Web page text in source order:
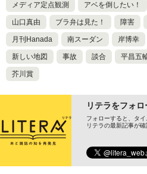
メディア定点観測 アベを倒したい！
山口真由 ブラ弁は見た！ 障害
月刊Hanada 南スーダン 岸博幸
新しい地図 事故 談合 平昌五
芥川賞
リテラをフォロ
フォローすると、タ
リテラの最新記事が確